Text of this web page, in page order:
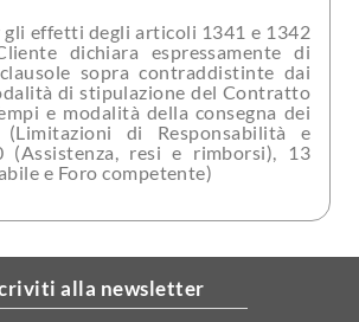
dichiara espressamente di
sopra contraddistinte dai
di stipulazione del Contratto
e modalità della consegna dei
di Responsabilità e
(Assistenza, resi e rimborsi), 13
e Foro competente)
alla newsletter